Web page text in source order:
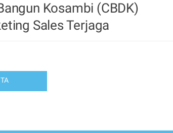
Kosambi (CBDK)
Sales Terjaga